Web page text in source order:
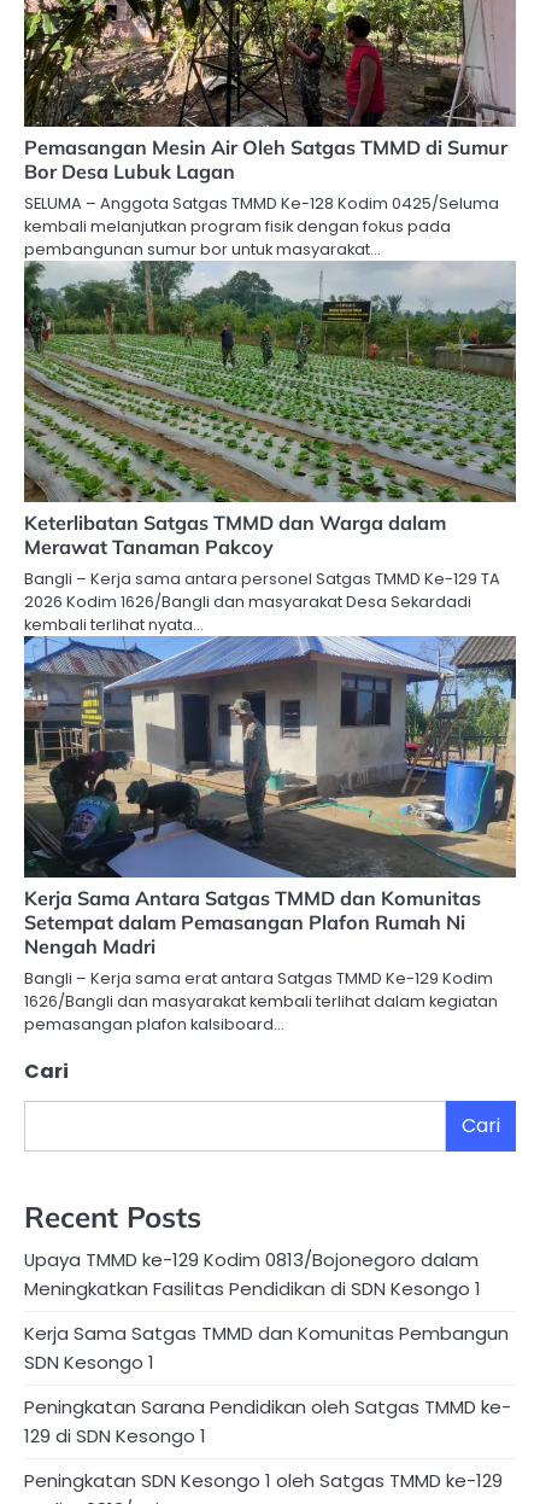
Pemasangan Mesin Air Oleh Satgas TMMD di Sumur
Bor Desa Lubuk Lagan
SELUMA – Anggota Satgas TMMD Ke-128 Kodim 0425/Seluma
kembali melanjutkan program fisik dengan fokus pada
pembangunan sumur bor untuk masyarakat…
Keterlibatan Satgas TMMD dan Warga dalam
Merawat Tanaman Pakcoy
Bangli – Kerja sama antara personel Satgas TMMD Ke-129 TA
2026 Kodim 1626/Bangli dan masyarakat Desa Sekardadi
kembali terlihat nyata…
Kerja Sama Antara Satgas TMMD dan Komunitas
Setempat dalam Pemasangan Plafon Rumah Ni
Nengah Madri
Bangli – Kerja sama erat antara Satgas TMMD Ke-129 Kodim
1626/Bangli dan masyarakat kembali terlihat dalam kegiatan
pemasangan plafon kalsiboard…
Cari
Cari
Recent Posts
Upaya TMMD ke-129 Kodim 0813/Bojonegoro dalam
Meningkatkan Fasilitas Pendidikan di SDN Kesongo 1
Kerja Sama Satgas TMMD dan Komunitas Pembangun
SDN Kesongo 1
Peningkatan Sarana Pendidikan oleh Satgas TMMD ke-
129 di SDN Kesongo 1
Peningkatan SDN Kesongo 1 oleh Satgas TMMD ke-129